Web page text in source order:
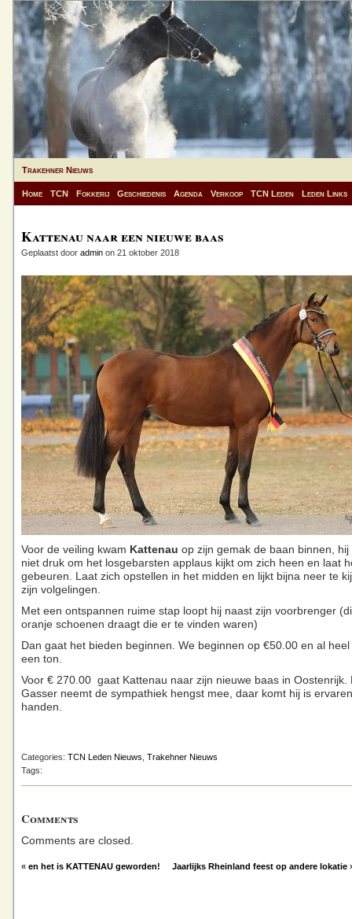
Trakehner Nieuws
Home TCN Fokkerij Geschiedenis Agenda Verkoop TCN Leden Leden Links
Kattenau naar een nieuwe baas
Geplaatst door admin on 21 oktober 2018
Voor de veiling kwam Kattenau op zijn gemak de baan binnen, hij
niet druk om het losgebarsten applaus kijkt om zich heen en laat
gebeuren. Laat zich opstellen in het midden en lijkt bijna neer te
zijn volgelingen.
Met een ontspannen ruime stap loopt hij naast zijn voorbrenger
oranje schoenen draagt die er te vinden waren)
Dan gaat het bieden beginnen. We beginnen op €50.00 en al
een ton.
Voor € 270.00 gaat Kattenau naar zijn nieuwe baas in Oostenrijk.
Gasser neemt de sympathiek hengst mee, daar komt hij is
handen.
Categories: TCN Leden Nieuws Trakehner Nieuws
Tags:
Comments
Comments are closed.
« en het is KATTENAU geworden! Jaarlijks Rheinland feest op andere lokatie